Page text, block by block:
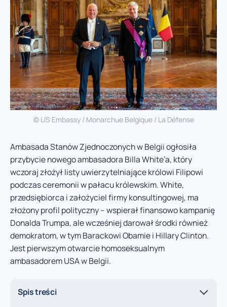
© US Embassy / Monarchue Belgique / La Défense
Ambasada Stanów Zjednoczonych w Belgii ogłosiła
przybycie nowego ambasadora Billa White’a, który
wczoraj złożył listy uwierzytelniające królowi Filipowi
podczas ceremonii w pałacu królewskim. White,
przedsiębiorca i założyciel firmy konsultingowej, ma
złożony profil polityczny – wspierał finansowo kampanię
Donalda Trumpa, ale wcześniej darował środki również
demokratom, w tym Barackowi Obamie i Hillary Clinton.
Jest pierwszym otwarcie homoseksualnym
ambasadorem USA w Belgii.
Spis treści